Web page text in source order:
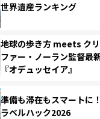
世界遺産ランキング
地球の歩き方 meets ク
ファー・ノーラン監督最
『オデュッセイア』
準備も滞在もスマート
ラベルハック2026